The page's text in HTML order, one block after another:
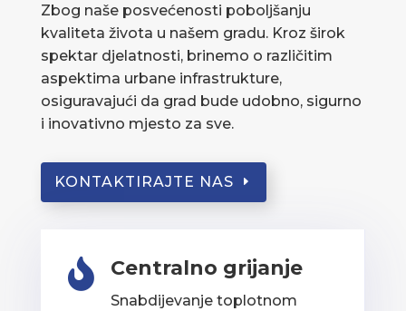
Zbog naše posvećenosti poboljšanju
kvaliteta života u našem gradu. Kroz širok
spektar djelatnosti, brinemo o različitim
aspektima urbane infrastrukture,
osiguravajući da grad bude udobno, sigurno
i inovativno mjesto za sve.
KONTAKTIRAJTE NAS
 Centralno grijanje
Snabdijevanje toplotnom